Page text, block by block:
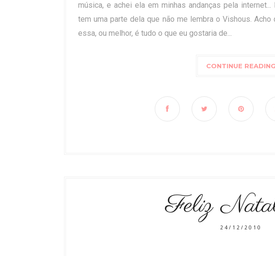
música, e achei ela em minhas andanças pela
tem uma parte dela que não me lembra o Vishous.
essa, ou melhor, é tudo o que eu gostaria de...
CONTINUE READING
Feliz
24/12/2010